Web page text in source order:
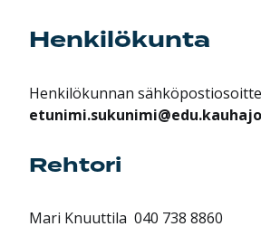
Henkilökunta
Henkilökunnan
Rehtori
Mari Knuuttila 040 738 8860